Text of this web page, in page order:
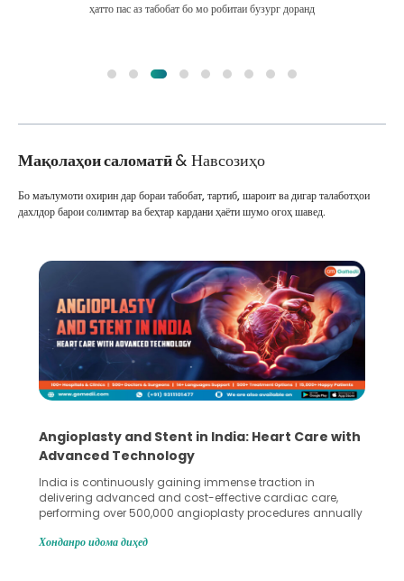
ҳатто пас аз табобат бо мо робитаи бузург доранд
Мақолаҳои саломатӣ& Навсозиҳо
Бо маълумоти охирин дар бораи табобат, тартиб, шароит ва дигар талаботҳои
дахлдор барои солимтар ва беҳтар кардани ҳаёти шумо огоҳ шавед.
Angioplasty and Stent in India: Heart Care with
Advanced Technology
India is continuously gaining immense traction in
delivering advanced and cost-effective cardiac care,
performing over 500,000 angioplasty procedures annually
globe are searching for treatments like angioplasty and
Хонданро идома диҳед